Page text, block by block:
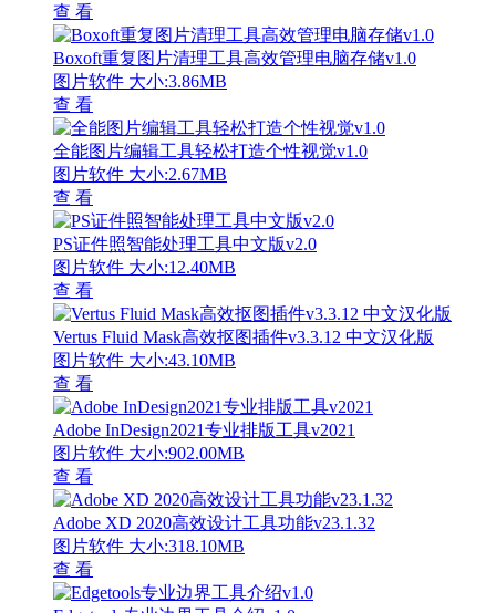
查 看
Boxoft重复图片清理工具高效管理电脑存储v1.0
图片软件 大小:3.86MB
查 看
全能图片编辑工具轻松打造个性视觉v1.0
图片软件 大小:2.67MB
查 看
PS证件照智能处理工具中文版v2.0
图片软件 大小:12.40MB
查 看
Vertus Fluid Mask高效抠图插件v3.3.12 中文汉化版
图片软件 大小:43.10MB
查 看
Adobe InDesign2021专业排版工具v2021
图片软件 大小:902.00MB
查 看
Adobe XD 2020高效设计工具功能v23.1.32
图片软件 大小:318.10MB
查 看